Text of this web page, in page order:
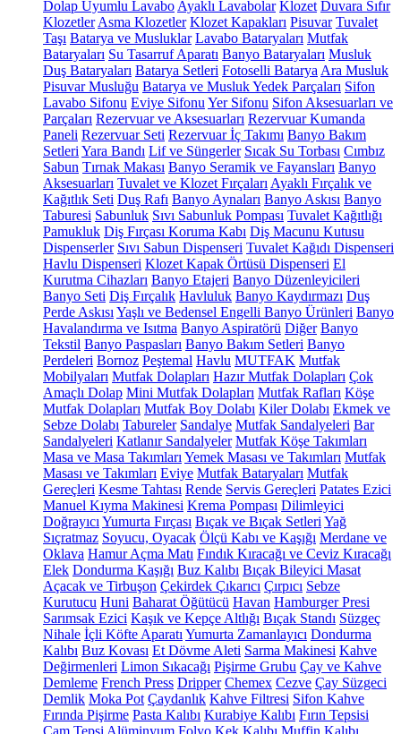
Dolap Uyumlu Lavabo Ayaklı Lavabolar Klozet Duvara Sıfır
Klozetler Asma Klozetler Klozet Kapakları Pisuvar Tuvalet
Taşı Batarya ve Musluklar Lavabo Bataryaları Mutfak
Bataryaları Su Tasarruf Aparatı Banyo Bataryaları Musluk
Duş Bataryaları Batarya Setleri Fotoselli Batarya Ara Musluk
Pisuvar Musluğu Batarya ve Musluk Yedek Parçaları Sifon
Lavabo Sifonu Eviye Sifonu Yer Sifonu Sifon Aksesuarları ve
Parçaları Rezervuar ve Aksesuarları Rezervuar Kumanda
Paneli Rezervuar Seti Rezervuar İç Takımı Banyo Bakım
Setleri Yara Bandı Lif ve Süngerler Sıcak Su Torbası Cımbız
Sabun Tırnak Makası Banyo Seramik ve Fayansları Banyo
Aksesuarları Tuvalet ve Klozet Fırçaları Ayaklı Fırçalık ve
Kağıtlık Seti Duş Rafı Banyo Aynaları Banyo Askısı Banyo
Taburesi Sabunluk Sıvı Sabunluk Pompası Tuvalet Kağıtlığı
Pamukluk Diş Fırçası Koruma Kabı Diş Macunu Kutusu
Dispenserler Sıvı Sabun Dispenseri Tuvalet Kağıdı Dispenseri
Havlu Dispenseri Klozet Kapak Örtüsü Dispenseri El
Kurutma Cihazları Banyo Etajeri Banyo Düzenleyicileri
Banyo Seti Diş Fırçalık Havluluk Banyo Kaydırmazı Duş
Perde Askısı Yaşlı ve Bedensel Engelli Banyo Ürünleri Banyo
Havalandırma ve Isıtma Banyo Aspiratörü Diğer Banyo
Tekstil Banyo Paspasları Banyo Bakım Setleri Banyo
Perdeleri Bornoz Peştemal Havlu MUTFAK Mutfak
Mobilyaları Mutfak Dolapları Hazır Mutfak Dolapları Çok
Amaçlı Dolap Mini Mutfak Dolapları Mutfak Rafları Köşe
Mutfak Dolapları Mutfak Boy Dolabı Kiler Dolabı Ekmek ve
Sebze Dolabı Tabureler Sandalye Mutfak Sandalyeleri Bar
Sandalyeleri Katlanır Sandalyeler Mutfak Köşe Takımları
Masa ve Masa Takımları Yemek Masası ve Takımları Mutfak
Masası ve Takımları Eviye Mutfak Bataryaları Mutfak
Gereçleri Kesme Tahtası Rende Servis Gereçleri Patates Ezici
Manuel Kıyma Makinesi Krema Pompası Dilimleyici
Doğrayıcı Yumurta Fırçası Bıçak ve Bıçak Setleri Yağ
Sıçratmaz Soyucu, Oyacak Ölçü Kabı ve Kaşığı Merdane ve
Oklava Hamur Açma Matı Fındık Kıracağı ve Ceviz Kıracağı
Elek Dondurma Kaşığı Buz Kalıbı Bıçak Bileyici Masat
Açacak ve Tirbuşon Çekirdek Çıkarıcı Çırpıcı Sebze
Kurutucu Huni Baharat Öğütücü Havan Hamburger Presi
Sarımsak Ezici Kaşık ve Kepçe Altlığı Bıçak Standı Süzgeç
Nihale İçli Köfte Aparatı Yumurta Zamanlayıcı Dondurma
Kalıbı Buz Kovası Et Dövme Aleti Sarma Makinesi Kahve
Değirmenleri Limon Sıkacağı Pişirme Grubu Çay ve Kahve
Demleme French Press Dripper Chemex Cezve Çay Süzgeci
Demlik Moka Pot Çaydanlık Kahve Filtresi Sifon Kahve
Fırında Pişirme Pasta Kalıbı Kurabiye Kalıbı Fırın Tepsisi
Cam Tepsi Alüminyum Folyo Kek Kalıbı Muffin Kalıbı